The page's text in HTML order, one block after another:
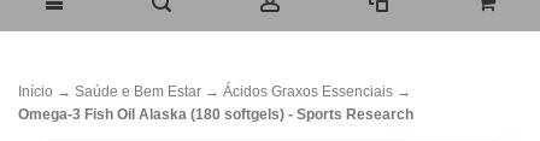
Início → Saúde e Bem Estar → Ácidos Graxos Essenciais →
Omega-3 Fish Oil Alaska (180 softgels) - Sports Research